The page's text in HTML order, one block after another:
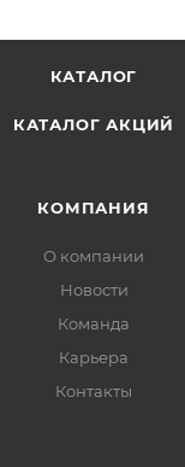
на 100 г:
не выше
воздуха
КАТАЛОГ
КАТАЛОГ АКЦИЙ
КОМПАНИЯ
О компании
Новости
Команда
Карьера
Контакты